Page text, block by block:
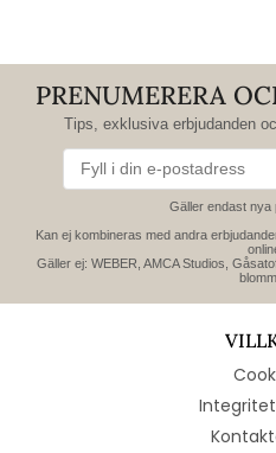
PRENUMERERA
Tips, exklusiva erbjudanden
Gäller endast nya
Kan ej kombineras med andra
Gäller ej: WEBER, AMCA Studios,